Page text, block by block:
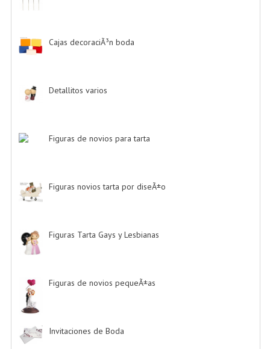
Cajas decoraciÃ³n boda
Detallitos varios
Figuras de novios para tarta
Figuras novios tarta por diseÃ±o
Figuras Tarta Gays y Lesbianas
Figuras de novios pequeÃ±as
Invitaciones de Boda